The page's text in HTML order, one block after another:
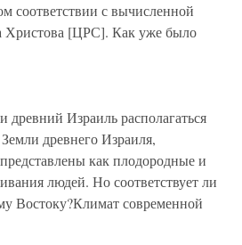
соответствии с вычисленной
Христова [ЦРС]. Как уже было
Израиль располагаться
древнего Израиля,
как плодородные и
людей. Но соответствует ли
Востоку?Климат современной